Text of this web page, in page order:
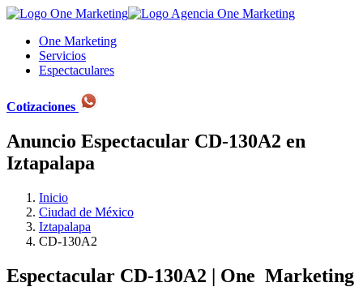
One Marketing
Servicios
Espectaculares
Cotizaciones
Anuncio Espectacular CD-130A2 en
Iztapalapa
Inicio
Ciudad de México
Iztapalapa
CD-130A2
Espectacular CD-130A2 | One Marketing